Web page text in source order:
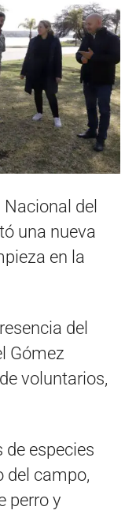
del
una nueva
en la
del
Gómez
voluntarios,
de especies
del campo,
perro y